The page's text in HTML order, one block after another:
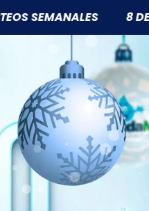
8 DE DICIEMBRE 2025